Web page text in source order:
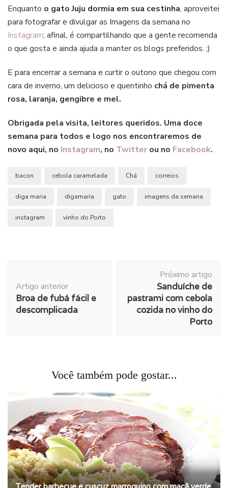
Enquanto o gato Juju dormia em sua cestinha, aproveitei
para fotografar e divulgar as Imagens da semana no
Instagram; afinal, é compartilhando que a gente recomenda
o que gosta e ainda ajuda a manter os blogs preferidos. ;)
E para encerrar a semana e curtir o outono que chegou com
cara de inverno, um delicioso e quentinho chá de pimenta
rosa, laranja, gengibre e mel.
Obrigada pela visita, leitores queridos. Uma doce
semana para todos e logo nos encontraremos de
novo aqui, no Instagram, no Twitter ou no Facebook.
bacon cebola caramelada Chá correios
diga maria digamaria gato imagens da semana
instagram vinho do Porto
post
Artigo anterior
Broa de fubá fácil e
descomplicada
Próximo artigo
Sanduíche de
pastrami com cebola
cozida no vinho do
Porto
Você também pode gostar...